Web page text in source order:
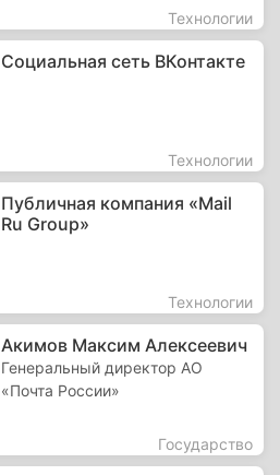
Технологии
Социальная сеть ВКонтакте
Технологии
Публичная компания «Mail
Ru Group»
Технологии
Акимов Максим Алексеевич
Генеральный директор АО
«Почта России»
Государство